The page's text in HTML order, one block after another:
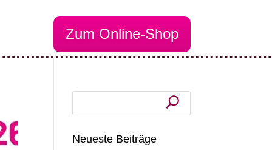
Zum Online-Shop
Neueste Beiträge